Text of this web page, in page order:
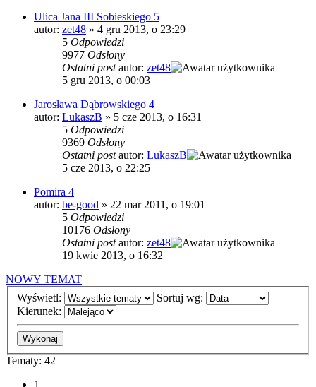
Ulica Jana III Sobieskiego 5
autor: zet48 » 4 gru 2013, o 23:29
5 Odpowiedzi
9977 Odsłony
Ostatni postautor: zet48
5 gru 2013, o 00:03
Jarosława Dąbrowskiego 4
autor: LukaszB » 5 cze 2013, o 16:31
5 Odpowiedzi
9369 Odsłony
Ostatni postautor: LukaszB
5 cze 2013, o 22:25
Pomira 4
autor: be-good » 22 mar 2011, o 19:01
5 Odpowiedzi
10176 Odsłony
Ostatni postautor: zet48
19 kwie 2013, o 16:32
NOWY TEMAT
Wyświetl:
Sortuj wg:
Kierunek:
Tematy: 42
1